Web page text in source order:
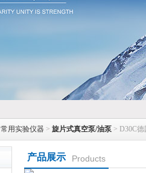
常用实验仪器 > 旋片式真空泵/油泵 > D30C
产品展示 Products